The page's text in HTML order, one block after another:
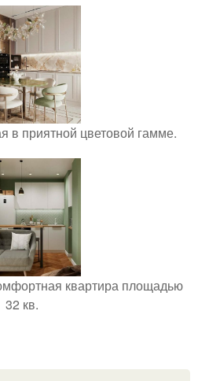
в приятной цветовой гамме.
квартира площадью
32 кв.